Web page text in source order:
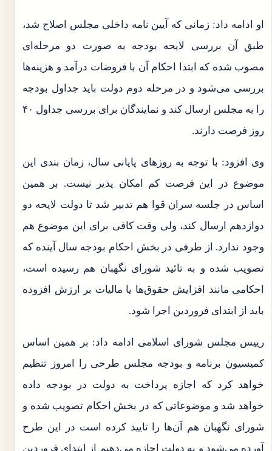
او ادامه داد: زمانی که آیین نامه داخلی مجلس اصلاح شد،
طبق آن بررسی لایحه بودجه به صورت دو مرحله‌ای
مصوب شده که ابتدا احکام آن با فروضات درآمد و هزینه‌ها
بررسی می‌شود و در مرحله دوم دولت باید جداول بودجه
را به مجلس ارسال کند و نمایندگان برای بررسی جداول ۴۰
روز فرصت دارند.
وی افزود: با توجه به روز‌های پایانی سال، زمان بندی این
موضوع در این فرصت کم امکان پذیر نیست. بر همین
اساس در جلسه سران قوا هم تدبیر شد تا دولت لایحه دو
دوازدهم ارسال کند، ولی وقت کافی برای این موضوع هم
وجود ندارد. از طرفی در بخش احکام بودجه سال آینده که
تصویب شده و به تائید شورای نگهبان هم رسیده است،
احکامی مانند افزایش حقوق‌ها یا مالیات بر ارزش افزوده
باید از ابتدای فروردین اجرا شود.
رییس مجلس شورای اسلامی ادامه داد: بر همین اساس
کمیسیون برنامه و بودجه مجلس طرحی را امروز تنظیم
خواهد کرد که اجازه پرداخت به دولت در بودجه داده
خواهد شد و موضوعاتی که در بخش احکام تصویب شده و
شورای نگهبان هم آن‌ها را تایید کرده است در این طرح
آورده می‌شود و به دولت اجازه می‌دهیم از ابتدای فروردین